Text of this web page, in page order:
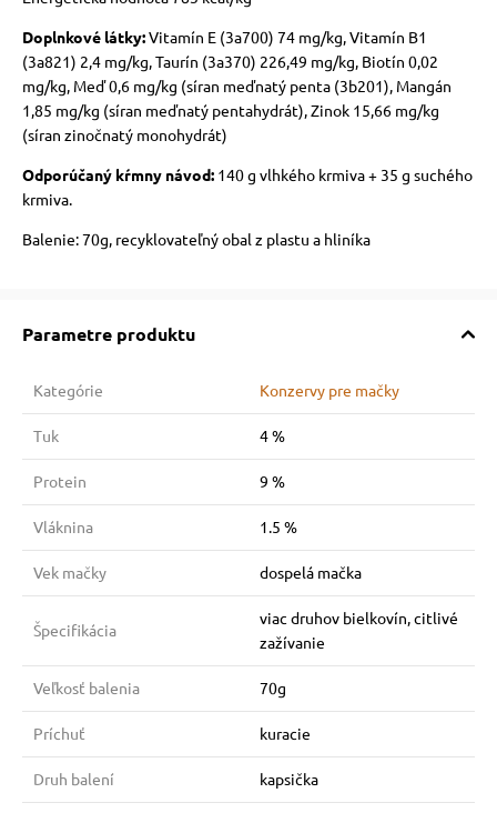
Doplnkové látky:Vitamín E (3a700) 74 mg/kg, Vitamín B1
(3a821) 2,4 mg/kg, Taurín (3a370) 226,49 mg/kg, Biotín 0,02
mg/kg, Meď 0,6 mg/kg (síran meďnatý penta (3b201), Mangán
1,85 mg/kg (síran meďnatý pentahydrát), Zinok 15,66 mg/kg
(síran zinočnatý monohydrát)
Odporúčaný kŕmny návod:140 g vlhkého krmiva + 35 g suchého
krmiva.
Balenie: 70g, recyklovateľný obal z plastu a hliníka
Parametre produktu
Kategórie Konzervy pre mačky
Tuk 4 %
Protein 9 %
Vláknina 1.5 %
Vek mačky dospelá mačka
Špecifikácia
viac druhov bielkovín, citlivé
zažívanie
Veľkosť balenia 70g
Príchuť kuracie
Druh balení kapsička